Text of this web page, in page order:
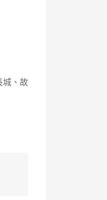
城、故